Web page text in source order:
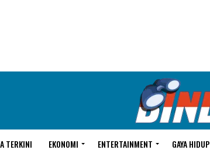
TERKINI EKONOMI ENTERTAINMENT GAYA HIDUP